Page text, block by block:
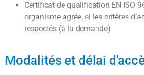
Certificat de qualification EN ISO
organisme agrée, si les critères
respectés (à la demande)
Modalités et délai